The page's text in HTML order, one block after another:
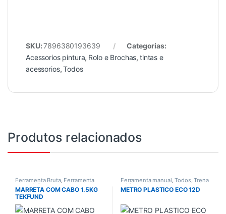
SKU:7896380193639
Categorias:
Acessorios pintura, Rolo e Brochas, tintas e
acessorios,Todos
Produtos relacionados
Ferramenta Bruta, Ferramenta
manual,Ferramentas,
Ferramentas em Geral,Todos
MARRETA COM CABO 1.5KG
TEKFUND
Ferramenta manual,Todos,Trena
e Nivel
METRO PLASTICO ECO 12D